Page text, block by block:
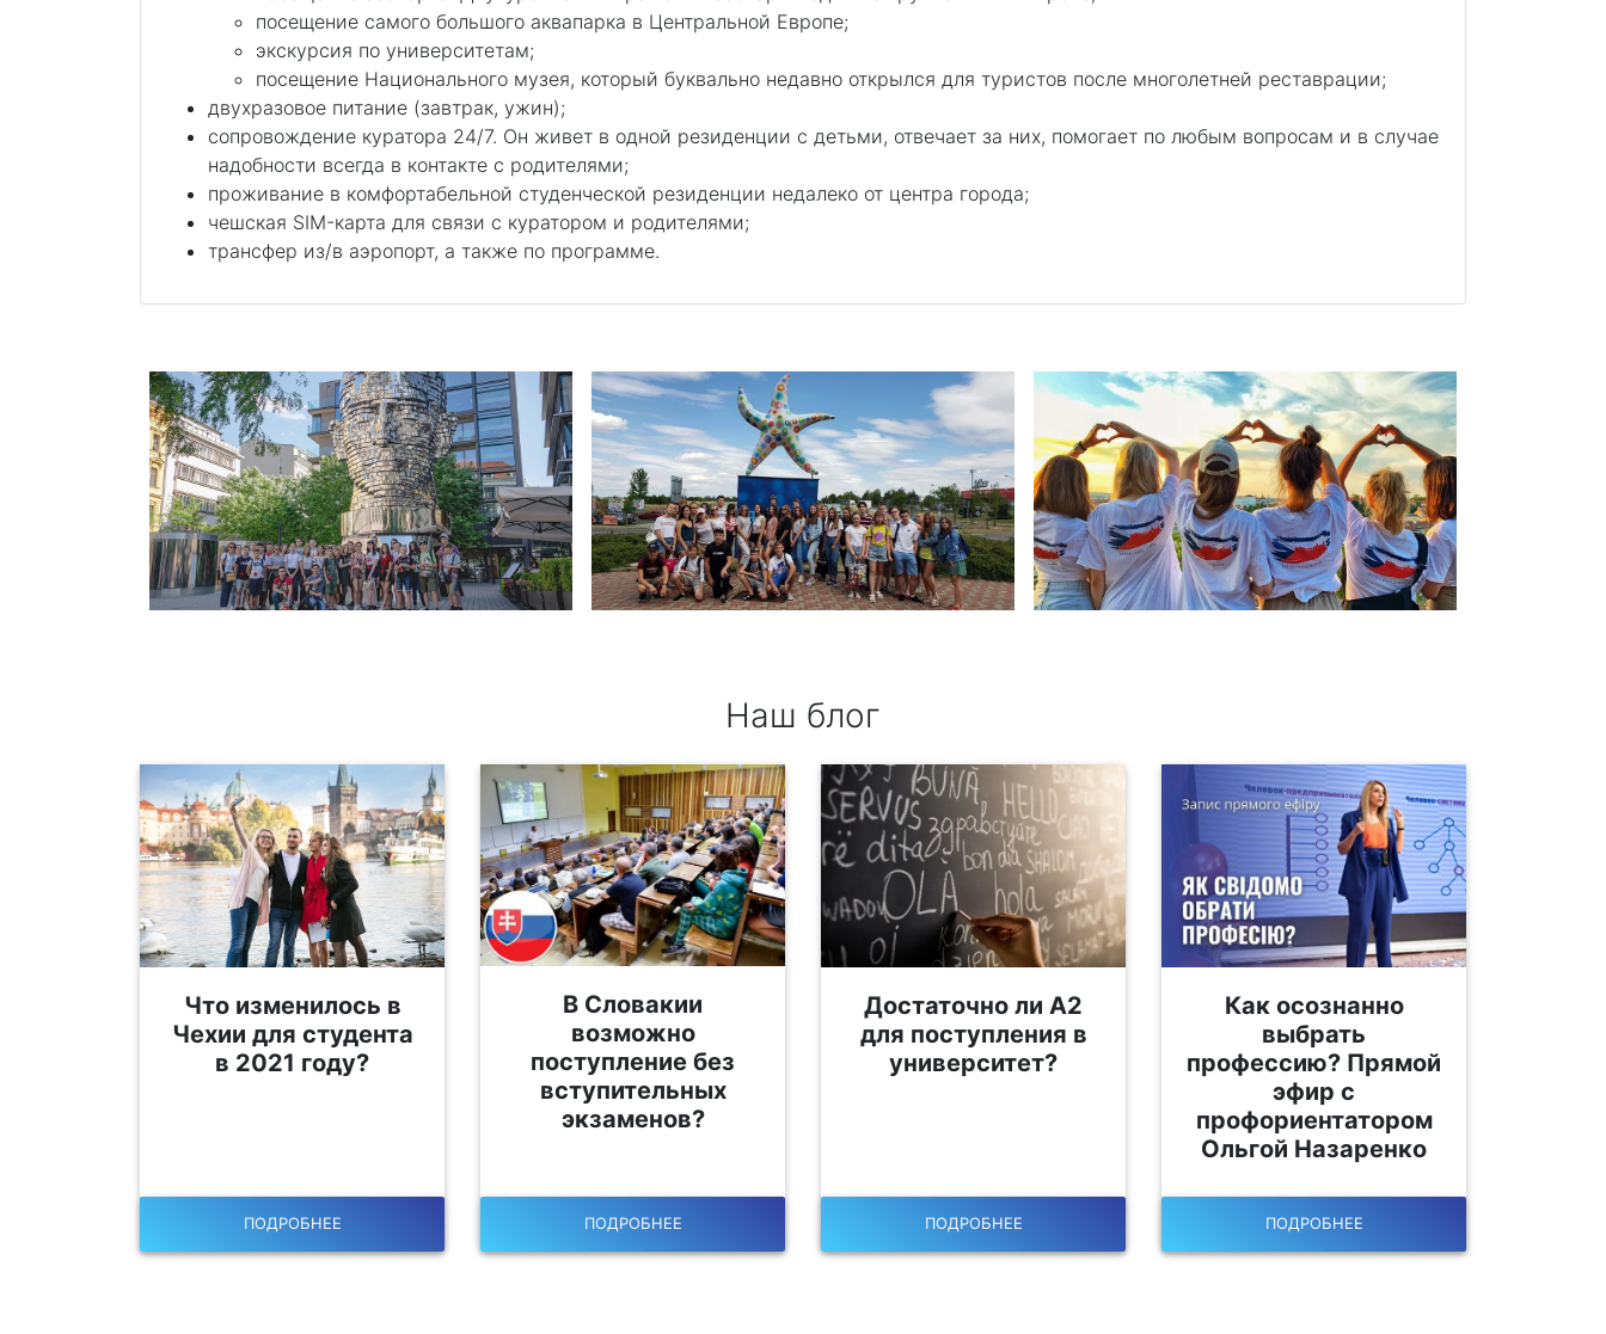
посещение самого большого аквапарка в Центральной Европе;
экскурсия по университетам;
посещение Национального музея, который буквально недавно открылся для туристов после многолетней реставрации;
двухразовое питание (завтрак, ужин);
сопровождение куратора 24/7. Он живет в одной резиденции с детьми, отвечает за них, помогает по любым вопросам и в случае
надобности всегда в контакте с родителями;
проживание в комфортабельной студенческой резиденции недалеко от центра города;
чешская SIM-карта для связи с куратором и родителями;
трансфер из/в аэропорт, а также по программе.
Наш блог
Что изменилось в
Чехии для студента
в 2021 году?
ПОДРОБНЕЕ
В Словакии
возможно
поступление без
вступительных
экзаменов?
ПОДРОБНЕЕ
Достаточно ли А2
для поступления в
университет?
ПОДРОБНЕЕ
Как осознанно
выбрать
профессию? Прямой
эфир с
профориентатором
Ольгой Назаренко
ПОДРОБНЕЕ